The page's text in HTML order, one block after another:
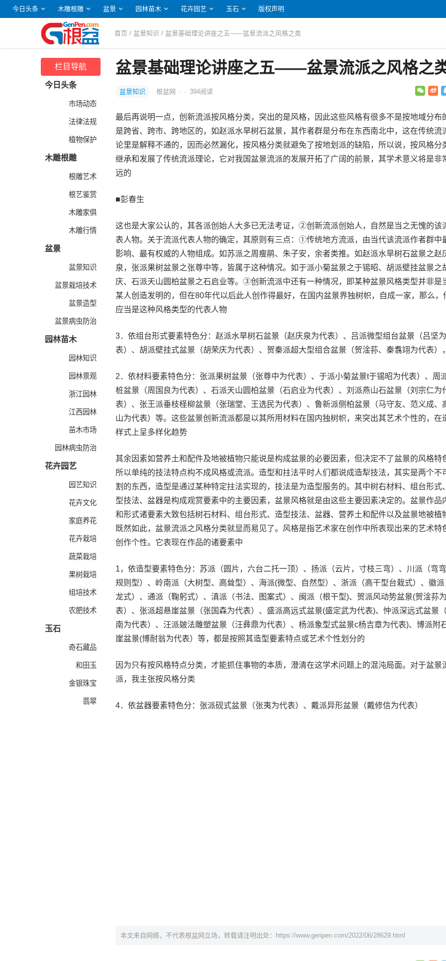
今日头条 木雕根雕 盆景 园林苗木 花卉园艺 玉石 版权声明
首页 / 盆景知识 / 盆景基础理论讲座之五——盆景流派之风格之类
栏目导航
今日头条
市场动态
法律法规
植物保护
木雕根雕
根雕艺术
根艺鉴赏
木雕家俱
木雕行情
盆景
盆景知识
盆景栽培技术
盆景造型
盆景病虫防治
园林苗木
园林知识
园林景观
浙江园林
江西园林
苗木市场
园林病虫防治
花卉园艺
园艺知识
花卉文化
家庭养花
花卉栽培
蔬菜栽培
果树栽培
组培技术
农肥技术
玉石
奇石藏品
和田玉
金银珠宝
翡翠
盆景基础理论讲座之五——盆景流派之风格之
盆景知识 根盆网 · · 394阅读
最后再说明一点，创新流派按风格分类，突出的是风格，因此这些风格有很多不是按地域分布
是跨省、跨市、跨地区的，如赵派水旱树石盆景，其作者群是分布在东西南北中，这在传统流
论里是解释不通的，因而必然漏化，按风格分类就避免了按地划派的缺陷，所以说，按风格分
继承和发展了传统流派理论，它对我国盆景流派的发展开拓了广阔的前景，其学术意义将是非
远的
■彭春生
这也是大家公认的，其各派创始人大多已无法考证，②创新流派创始人，自然是当之无愧的该
表人物。关于流派代表人物的确定，其原则有三点：①传统地方流派，由当代该流派作者群中
影响、最有权威的人物组成。如苏派之周瘦鹃、朱子安，余者类推。如赵派水旱树石盆景之赵
泉，张派果树盆景之张尊中等，皆属于这种情况。如于派小菊盆景之于锡昭、胡派壁挂盆景之
庆、石派天山圆柏盆景之石启业等。③创新流派中还有一种情况，即某种盆景风格类型并非是
某人创造发明的，但在80年代以后此人创作得最好，在国内盆景界独树帜，自成一家，那么，
应当是这种风格类型的代表人物
3．依组台形式要素特色分：赵派水旱树石盆景（赵庆泉为代表）、吕派微型组台盆景（吕坚
表）、胡派壁挂式盆景（胡荣庆为代表）、贺秦派超大型组合盆景（贺淦荪、秦翥翊为代表），
2．依材料要素特色分：张派果树盆景（张尊中为代表）、于派小菊盆景t于锡昭为代表）、周
桩盆景（周国良为代表）、石派天山圆柏盆景（石启业为代表）、刘派燕山石盆景（刘宗仁为
表）、张王派垂枝柽柳盆景（张瑞堂、王选民为代表）、鲁新派侧柏盆景（马守友、范义成、
山为代表）等。这些盆景创新流派都是以其所用材料在国内独树帜，来突出其艺术个性的，在
样式上呈多样化趋势
其余因素如营养土和配件及地被植物只能说是构成盆景的必要因素，但决定不了盆景的风格特
所以单纯的技法特点构不成风格或流派。造型和拄法平时人们都说成造犁技法，其实是两个不
割的东西，造型是通过某种特定拄法实现的，技法是为造型服务的。其中树右材料、组台形式
型技法、盆器是构成观赏要素中的主要因素，盆景风格就是由这些主要因素决定的。盆景作品
和形式诸要素大致包括树石材料、组台形式、造型技法、盆器、营养土和配件以及盆景地被植
既然如此，盆景流派之风格分类就显而易见了。风格是指艺术家在创作中所表现出来的艺术特
创作个性。它表现在作品的诸要素中
1，依造型要素特色分：苏派（圆片，六台二托一顶）、扬派（云片，寸枝三弯）、川派（弯
规则型）、岭南派（大树型、高耸型）、海派(微型、自然型）、浙派（高干型台栽式）、徽
龙式）、通派（鞠躬式）、滇派（书法、图案式）、闽派（根干型)、贺派风动势盆景(贺淦荪
表）、张派超悬崖盆景（张国森为代表）、盛派高远式盆景(盛定武为代表)、忡派深远式盆景
南为代表）、汪派皴法雕塑盆景（汪彝鼎为代表）、杨派象型式盆景c杨吉章为代表)、博派附
崖盆景(博耐翁为代表）等，都是按照其造型要素特点或艺术个性划分的
因为只有按风格特点分类，才能抓住事物的本质，澄清在这学术问题上的混沌局面。对于盆景
派，我主张按风格分类
4．依盆器要素特色分：张派砚式盆景（张夷为代表）、戴派异形盆景（戴修信为代表）
本文来自网络，不代表根盆网立场，转载请注明出处： https://www.genpen.com/2022/06/28629.html